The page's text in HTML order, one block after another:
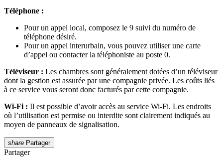
Téléphone :
Pour un appel local, composez le 9 suivi du numéro de
téléphone désiré.
Pour un appel interurbain, vous pouvez utiliser une carte
d’appel ou contacter la téléphoniste au poste 0.
Téléviseur : Les chambres sont généralement dotées d’un téléviseur
dont la gestion est assurée par une compagnie privée. Les coûts liés
à ce service vous seront donc facturés par cette compagnie.
Wi-Fi : Il est possible d’avoir accès au service Wi-Fi. Les endroits
où l’utilisation est permise ou interdite sont clairement indiqués au
moyen de panneaux de signalisation.
share Partager
Partager